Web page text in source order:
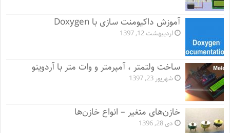
آموزش داکیومنت سازی با Doxygen
اردیبهشت 12, 1397
ساخت ولتمتر ، آمپرمتر و وات متر با آردوینو
شهریور 23, 1397
خازن‌های متغیر – انواع خازن‌ها
دی 28, 1396